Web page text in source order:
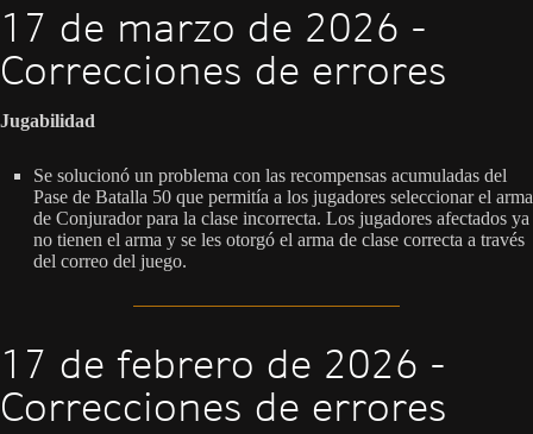
17 de marzo de 2026 -
Correcciones de errores
Jugabilidad
Se solucionó un problema con las recompensas acumuladas del
Pase de Batalla 50 que permitía a los jugadores seleccionar el arma
de Conjurador para la clase incorrecta. Los jugadores afectados ya
no tienen el arma y se les otorgó el arma de clase correcta a través
del correo del juego.
17 de febrero de 2026 -
Correcciones de errores